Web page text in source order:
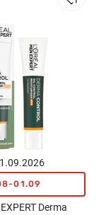
01.09
Derma